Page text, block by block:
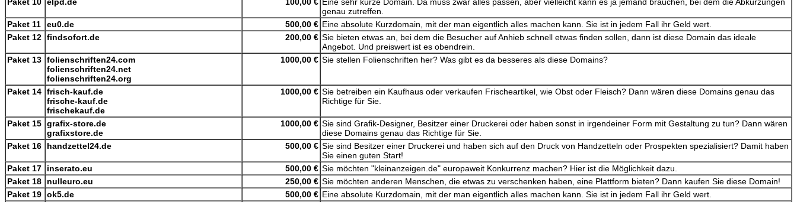
genau zutreffen.
Paket 11
eu0.de 500,00 € Eine absolute Kurzdomain, mit der man eigentlich alles machen kann. Sie ist in jedem Fall ihr Geld wert.
Paket 12 findsofort.de 200,00 € Sie bieten etwas an, bei dem die Besucher auf Anhieb schnell etwas finden sollen, dann ist diese Domain das ideale
Angebot. Und preiswert ist es obendrein.
Paket 13 folienschriften24.com
folienschriften24.net
folienschriften24.org
1000,00 € Sie stellen Folienschriften her? Was gibt es da besseres als diese Domains?
Paket 14 frisch-kauf.de
frische-kauf.de
frischekauf.de
1000,00 € Sie betreiben ein Kaufhaus oder verkaufen Frischeartikel, wie Obst oder Fleisch? Dann wären diese Domains genau das
Richtige für Sie.
Paket 15 grafix-store.de
grafixstore.de
1000,00 € Sie sind Grafik-Designer, Besitzer einer Druckerei oder haben sonst in irgendeiner Form mit Gestaltung zu tun? Dann wären
diese Domains genau das Richtige für Sie.
Paket 16
handzettel24.de 500,00 € Sie sind Besitzer einer Druckerei und haben sich auf den Druck von Handzetteln oder Prospekten spezialisiert? Damit haben
Sie einen guten Start!
Paket 17
inserato.eu 500,00 € Sie möchten "kleinanzeigen.de" europaweit Konkurrenz machen? Hier ist die Möglichkeit dazu.
Paket 18
nulleuro.eu 250,00 € Sie möchten anderen Menschen, die etwas zu verschenken haben, eine Plattform bieten? Dann kaufen Sie diese Domain!
Paket 19 ok5.de 500,00 € Eine absolute Kurzdomain, mit der man eigentlich alles machen kann. Sie ist in jedem Fall ihr Geld wert.